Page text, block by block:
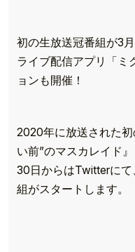
初の生放送冠番組が3
ライブ配信アプリ「ミ
ョンも開催！
2020年に放送された
い前”のマスカレイド
30日からはTwitterに
組がスタートします。